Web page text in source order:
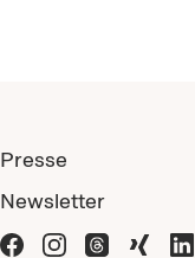
Presse
Newsletter